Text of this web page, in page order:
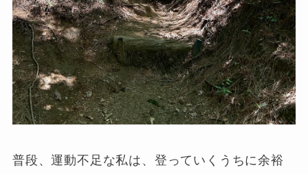
普段、運動不足な私は、登っていくうちに余裕